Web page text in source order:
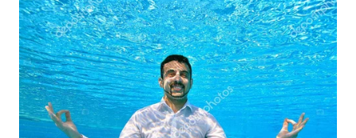
WAHANA
TV
WAHANANEWS
ID